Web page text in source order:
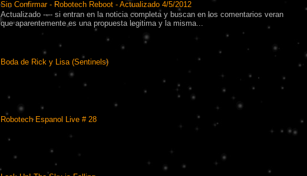
Sin Confirmar - Robotech Reboot - Actualizado 4/5/2012
Actualizado ---- si entran en la noticia completa y buscan en los comentarios veran
que aparentemente es una propuesta legitima y la misma...
Boda de Rick y Lisa (Sentinels)
Robotech Espanol Live # 28